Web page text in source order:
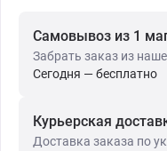
Самовывоз из 1
Забрать заказ из
Сегодня — бесплатно
Курьерская
Доставка заказа по